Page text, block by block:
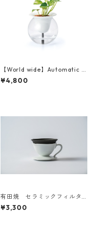
【World wide】Automatic W
ater Absorption Planter SUI
SUI 海外発送
¥4,800
有田焼 セラミックフィルタ
ー＆ドリッパーセット（定
番）Japan domestic
¥3,300